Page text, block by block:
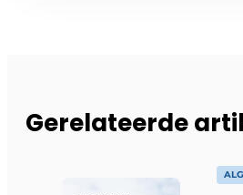
Gerelateerde